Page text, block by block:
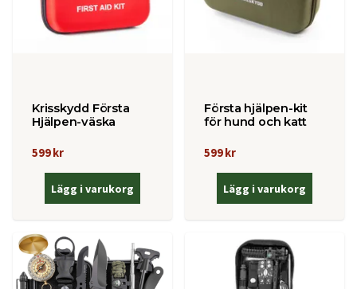
Krisskydd Första
Hjälpen-väska
599 kr
Lägg i varukorg
Första hjälpen-kit
för hund och katt
599 kr
Lägg i varukorg